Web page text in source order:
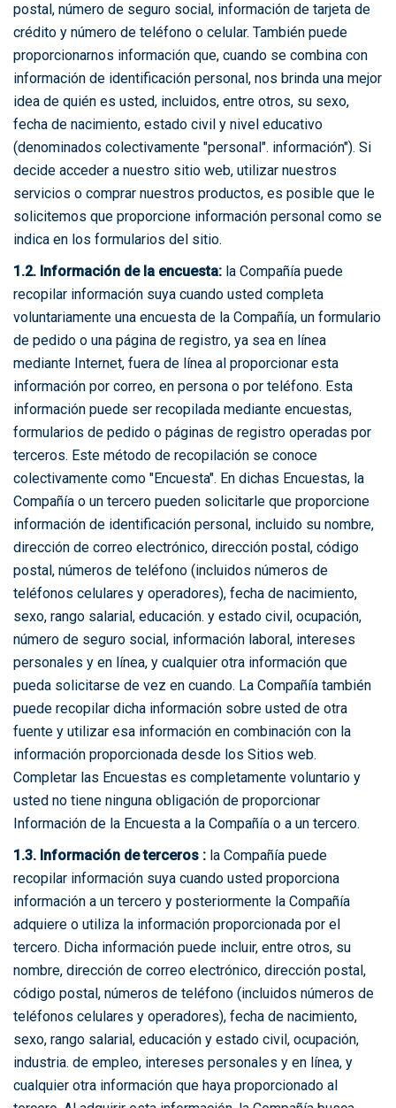
postal, número de seguro social, información de tarjeta de
crédito y número de teléfono o celular. También puede
proporcionarnos información que, cuando se combina con
información de identificación personal, nos brinda una mejor
idea de quién es usted, incluidos, entre otros, su sexo,
fecha de nacimiento, estado civil y nivel educativo
(denominados colectivamente "personal". información"). Si
decide acceder a nuestro sitio web, utilizar nuestros
servicios o comprar nuestros productos, es posible que le
solicitemos que proporcione información personal como se
indica en los formularios del sitio.
1.2. Información de la encuesta: la Compañía puede
recopilar información suya cuando usted completa
voluntariamente una encuesta de la Compañía, un formulario
de pedido o una página de registro, ya sea en línea
mediante Internet, fuera de línea al proporcionar esta
información por correo, en persona o por teléfono. Esta
información puede ser recopilada mediante encuestas,
formularios de pedido o páginas de registro operadas por
terceros. Este método de recopilación se conoce
colectivamente como "Encuesta". En dichas Encuestas, la
Compañía o un tercero pueden solicitarle que proporcione
información de identificación personal, incluido su nombre,
dirección de correo electrónico, dirección postal, código
postal, números de teléfono (incluidos números de
teléfonos celulares y operadores), fecha de nacimiento,
sexo, rango salarial, educación. y estado civil, ocupación,
número de seguro social, información laboral, intereses
personales y en línea, y cualquier otra información que
pueda solicitarse de vez en cuando. La Compañía también
puede recopilar dicha información sobre usted de otra
fuente y utilizar esa información en combinación con la
información proporcionada desde los Sitios web.
Completar las Encuestas es completamente voluntario y
usted no tiene ninguna obligación de proporcionar
Información de la Encuesta a la Compañía o a un tercero.
1.3. Información de terceros : la Compañía puede
recopilar información suya cuando usted proporciona
información a un tercero y posteriormente la Compañía
adquiere o utiliza la información proporcionada por el
tercero. Dicha información puede incluir, entre otros, su
nombre, dirección de correo electrónico, dirección postal,
código postal, números de teléfono (incluidos números de
teléfonos celulares y operadores), fecha de nacimiento,
sexo, rango salarial, educación y estado civil, ocupación,
industria. de empleo, intereses personales y en línea, y
cualquier otra información que haya proporcionado al